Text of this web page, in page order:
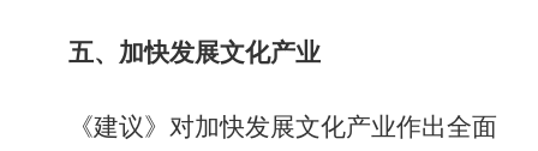
五、加快发展文化产业
《建议》对加快发展文化产业作出全面